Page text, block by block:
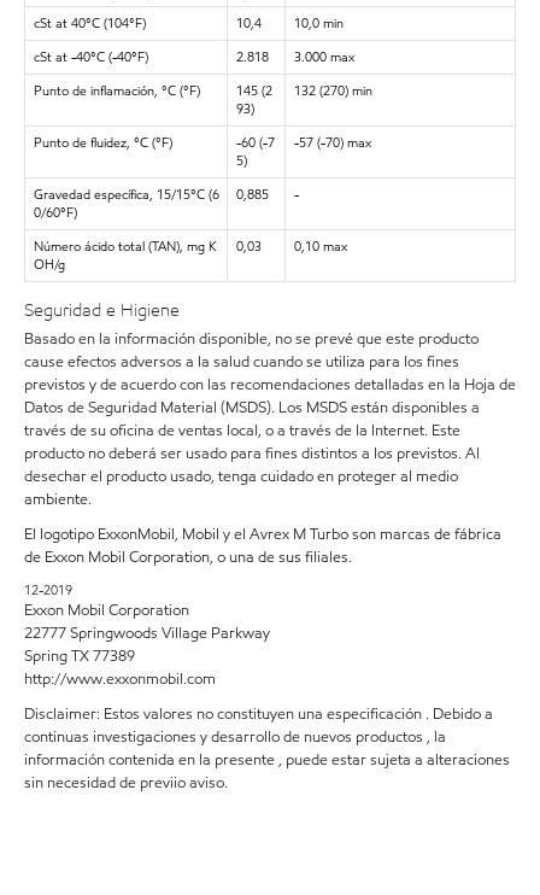
cSt at 40°C (104°F)
10,4
10,0 min
cSt at -40°C (-40°F)
2.818
3.000 max
Punto de inflamación, °C (°F)
145 (2
93)
132 (270) min
Punto de fluidez, °C (°F)
-60 (-7
5)
-57 (-70) max
Gravedad específica, 15/15°C (6
0/60°F)
0,885 -
Número ácido total (TAN), mg K
OH/g
0,03 0,10 max
Seguridad e Higiene
Basado en la información disponible, no se prevé que este producto
cause efectos adversos a la salud cuando se utiliza para los fines
previstos y de acuerdo con las recomendaciones detalladas en la Hoja de
Datos de Seguridad Material (MSDS). Los MSDS están disponibles a
través de su oficina de ventas local, o a través de la Internet. Este
producto no deberá ser usado para fines distintos a los previstos. Al
desechar el producto usado, tenga cuidado en proteger al medio
ambiente.
El logotipo ExxonMobil, Mobil y el Avrex M Turbo son marcas de fábrica
de Exxon Mobil Corporation, o una de sus filiales.
12-2019
Exxon Mobil Corporation
22777 Springwoods Village Parkway
Spring TX 77389
http://www.exxonmobil.com
Disclaimer: Estos valores no constituyen una especificación . Debido a
continuas investigaciones y desarrollo de nuevos productos , la
información contenida en la presente , puede estar sujeta a alteraciones
sin necesidad de previio aviso.